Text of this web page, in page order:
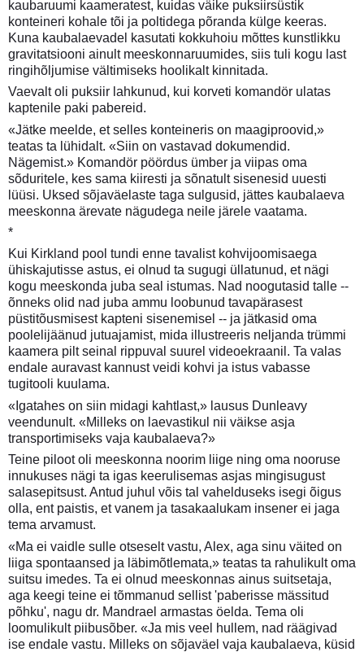
kaubaruumi kaameratest, kuidas väike puksiirsüstik
konteineri kohale tõi ja poltidega põranda külge keeras.
Kuna kaubalaevadel kasutati kokkuhoiu mõttes kunstlikku
gravitatsiooni ainult meeskonnaruumides, siis tuli kogu last
ringihõljumise vältimiseks hoolikalt kinnitada.
Vaevalt oli puksiir lahkunud, kui korveti komandör ulatas
kaptenile paki pabereid.
«Jätke meelde, et selles konteineris on maagiproovid,»
teatas ta lühidalt. «Siin on vastavad dokumendid.
Nägemist.» Komandör pöördus ümber ja viipas oma
sõduritele, kes sama kiiresti ja sõnatult sisenesid uuesti
lüüsi. Uksed sõjaväelaste taga sulgusid, jättes kaubalaeva
meeskonna ärevate nägudega neile järele vaatama.
*
Kui Kirkland pool tundi enne tavalist kohvijoomisaega
ühiskajutisse astus, ei olnud ta sugugi üllatunud, et nägi
kogu meeskonda juba seal istumas. Nad noogutasid talle --
õnneks olid nad juba ammu loobunud tavapärasest
püstitõusmisest kapteni sisenemisel -- ja jätkasid oma
poolelijäänud jutuajamist, mida illustreeris neljanda trümmi
kaamera pilt seinal rippuval suurel videoekraanil. Ta valas
endale auravast kannust veidi kohvi ja istus vabasse
tugitooli kuulama.
«Igatahes on siin midagi kahtlast,» lausus Dunleavy
veendunult. «Milleks on laevastikul nii väikse asja
transportimiseks vaja kaubalaeva?»
Teine piloot oli meeskonna noorim liige ning oma nooruse
innukuses nägi ta igas keerulisemas asjas mingisugust
salasepitsust. Antud juhul võis tal vahelduseks isegi õigus
olla, ent paistis, et vanem ja tasakaalukam insener ei jaga
tema arvamust.
«Ma ei vaidle sulle otseselt vastu, Alex, aga sinu väited on
liiga spontaansed ja läbimõtlemata,» teatas ta rahulikult oma
suitsu imedes. Ta ei olnud meeskonnas ainus suitsetaja,
aga keegi teine ei tõmmanud sellist 'paberisse mässitud
põhku', nagu dr. Mandrael armastas öelda. Tema oli
loomulikult piibusõber. «Ja mis veel hullem, nad räägivad
ise endale vastu. Milleks on sõjaväel vaja kaubalaeva, küsid